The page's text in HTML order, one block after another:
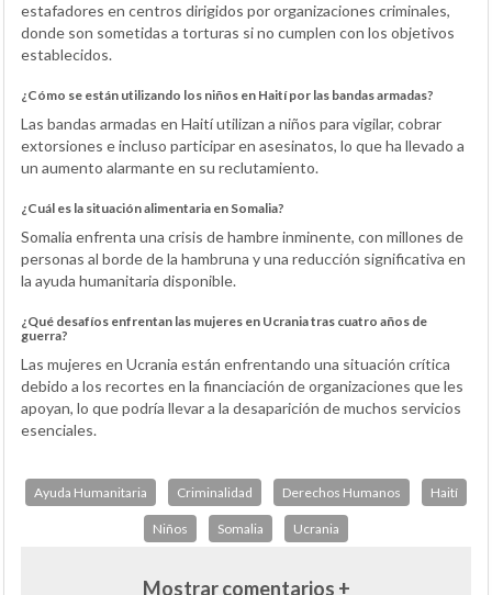
estafadores en centros dirigidos por organizaciones criminales,
donde son sometidas a torturas si no cumplen con los objetivos
establecidos.
¿Cómo se están utilizando los niños en Haití por las bandas armadas?
Las bandas armadas en Haití utilizan a niños para vigilar, cobrar
extorsiones e incluso participar en asesinatos, lo que ha llevado a
un aumento alarmante en su reclutamiento.
¿Cuál es la situación alimentaria en Somalia?
Somalia enfrenta una crisis de hambre inminente, con millones de
personas al borde de la hambruna y una reducción significativa en
la ayuda humanitaria disponible.
¿Qué desafíos enfrentan las mujeres en Ucrania tras cuatro años de
guerra?
Las mujeres en Ucrania están enfrentando una situación crítica
debido a los recortes en la financiación de organizaciones que les
apoyan, lo que podría llevar a la desaparición de muchos servicios
esenciales.
Ayuda Humanitaria Criminalidad Derechos Humanos Haití
Niños Somalia Ucrania
Mostrar comentarios +